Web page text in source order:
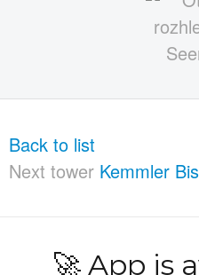
Back to list
Next tower Kemmler
🚀 App is